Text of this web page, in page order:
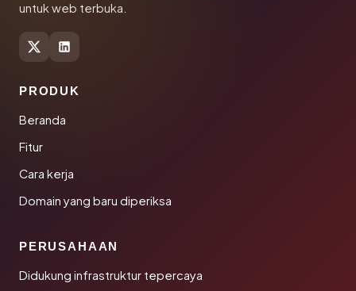
untuk web terbuka.
PRODUK
Beranda
Fitur
Cara kerja
Domain yang baru diperiksa
PERUSAHAAN
Didukung infrastruktur tepercaya